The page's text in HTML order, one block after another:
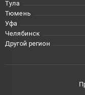
Тула
Тюмень
Уфа
Челябинск
Другой регион